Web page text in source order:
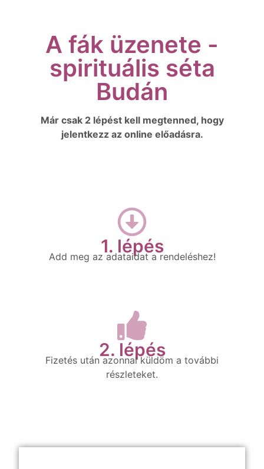
A fák üzenete -
spirituális séta
Budán
Már csak 2 lépést kell megtenned, hogy
jelentkezz az online előadásra.
1. lépés
Add meg az adataidat a rendeléshez!
2. lépés
Fizetés után azonnal küldöm a további
részleteket.